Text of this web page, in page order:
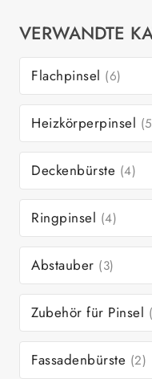
VERWANDTE
Flachpinsel (6)
Heizkörperpinsel
Deckenbürste (4)
Ringpinsel (4)
Abstauber (3)
Zubehör für Pinsel
Fassadenbürste (2)